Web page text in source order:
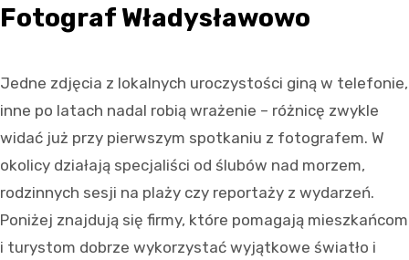
Fotograf Władysławowo
Jedne zdjęcia z lokalnych uroczystości giną w telefonie,
inne po latach nadal robią wrażenie – różnicę zwykle
widać już przy pierwszym spotkaniu z fotografem. W
okolicy działają specjaliści od ślubów nad morzem,
rodzinnych sesji na plaży czy reportaży z wydarzeń.
Poniżej znajdują się firmy, które pomagają mieszkańcom
i turystom dobrze wykorzystać wyjątkowe światło i